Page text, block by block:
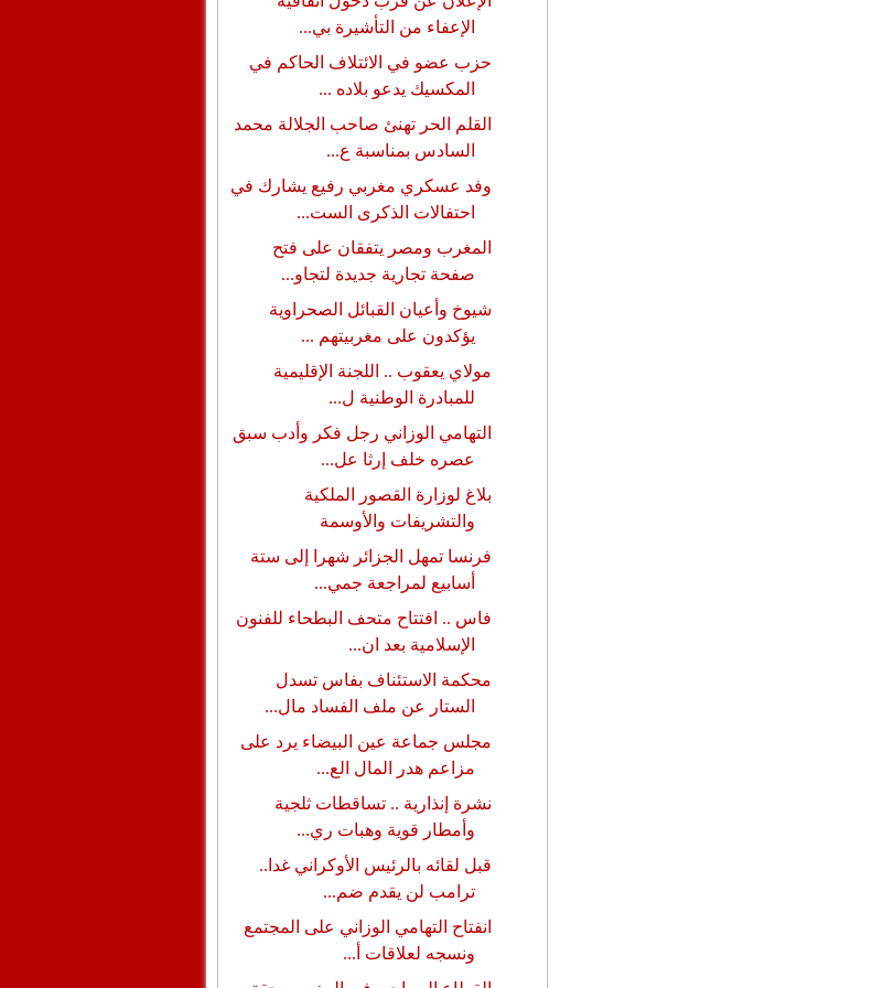
الإعفاء من التأشيرة بي...
حزب عضو في الائتلاف الحاكم في
المكسيك يدعو بلاده ...
القلم الحر تهنئ صاحب الجلالة محمد
السادس بمناسبة ع...
وفد عسكري مغربي رفيع يشارك في
احتفالات الذكرى الست...
المغرب ومصر يتفقان على فتح
صفحة تجارية جديدة لتجاو...
شيوخ وأعيان القبائل الصحراوية
يؤكدون على مغربيتهم ...
مولاي يعقوب .. اللجنة الإقليمية
للمبادرة الوطنية ل...
التهامي الوزاني رجل فكر وأدب سبق
عصره خلف إرثا عل...
بلاغ لوزارة القصور الملكية
والتشريفات والأوسمة
فرنسا تمهل الجزائر شهرا إلى ستة
أسابيع لمراجعة جمي...
فاس .. افتتاح متحف البطحاء للفنون
الإسلامية بعد ان...
محكمة الاستئناف بفاس تسدل
الستار عن ملف الفساد مال...
مجلس جماعة عين البيضاء يرد على
مزاعم هدر المال الع...
نشرة إنذارية .. تساقطات ثلجية
وأمطار قوية وهبات ري...
قبل لقائه بالرئيس الأوكراني غدا..
ترامب لن يقدم ضم...
انفتاح التهامي الوزاني على المجتمع
ونسجه لعلاقات أ...